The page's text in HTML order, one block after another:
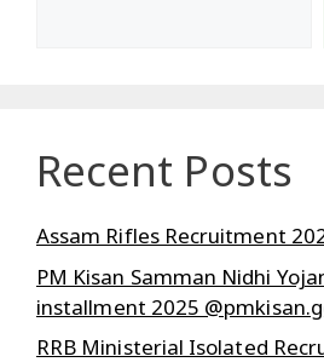
Recent Posts
Assam Rifles Recruitment
PM Kisan Samman Nidhi
installment 2025
RRB Ministerial Isolated